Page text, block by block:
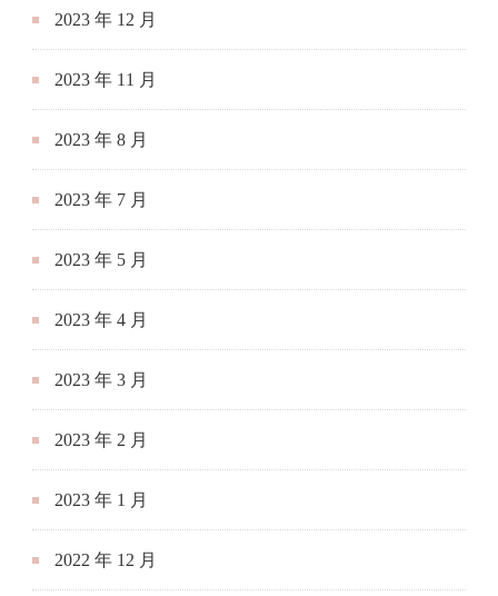
2023 年 12 月
2023 年 11 月
2023 年 8 月
2023 年 7 月
2023 年 5 月
2023 年 4 月
2023 年 3 月
2023 年 2 月
2023 年 1 月
2022 年 12 月